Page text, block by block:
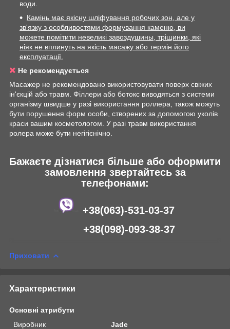
води.
Камінь має якісну шліфування робочих зон, але у
зв'язку з особливостями формування каменю, ви
можете помітити невеликі завоздушины, тріщинки, які
ніяк не вплинуть на якість масажу або термін його
експлуатації.
Не рекомендується
Масажер не рекомендовано використовувати поверх свіжих
ін'єкцій або травм. Філлери або ботокс виводяться з системи
організму швидше у разі використання роллера, також можуть
бути порушення форм особи, створених за допомогою уколів
краси вашим косметологом. У разі травм використання
ролера може бути негігієнічно.
Бажаєте дізнатися більше або оформити
замовлення звертайтесь за
телефонами:
+38(063)-531-03-37
+38(098)-093-38-37
Приховати
Характеристики
Основні атрибути
Виробник
Jade